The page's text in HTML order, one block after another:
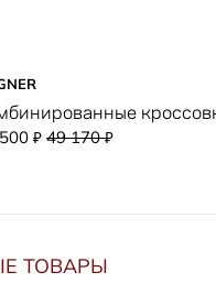
₽ 49 170₽
ТОВАРЫ